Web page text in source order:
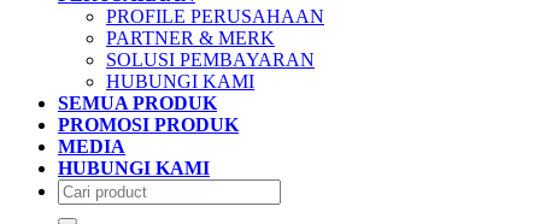
PROFILE PERUSAHAAN
PARTNER & MERK
SOLUSI PEMBAYARAN
HUBUNGI KAMI
SEMUA PRODUK
PROMOSI PRODUK
MEDIA
HUBUNGI KAMI